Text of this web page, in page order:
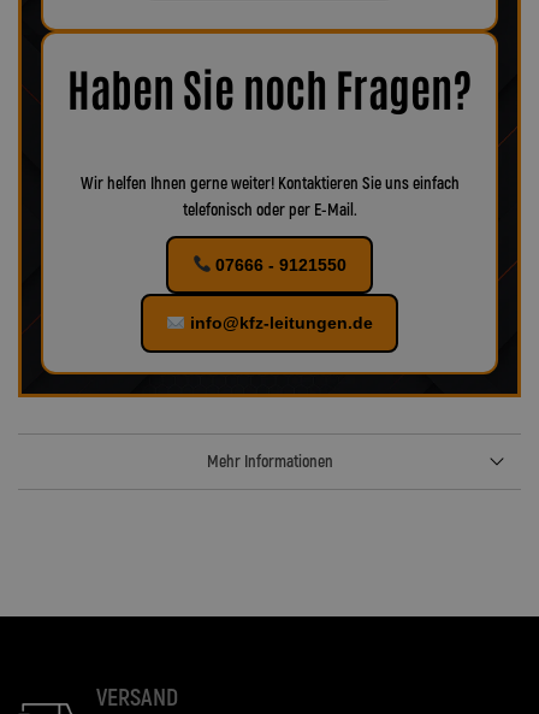
Fahrzeug, wie die Teile aussehen. Sind Beschädigungen,
Korrosion oder Verschleiß erkennbar, empfiehlt es sich, das
maximale Sicherheit zu gewährleisten.
Bei uns finden Sie
verschiedenes Zubehör für Ihr KFZ!
Haben Sie noch Fragen?
Wir helfen Ihnen gerne weiter! Kontaktieren Sie uns einfach
telefonisch oder per E-Mail.
07666 - 9121550
info@kfz-leitungen.de
Mehr Informationen
VERSAND